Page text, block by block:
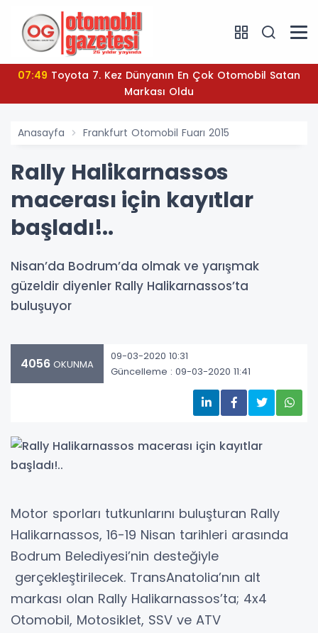
07:49
Markası Oldu
Anasayfa Frankfurt Otomobil Fuarı 2015
Rally Halikarnassos
macerası için kayıtlar
başladı!..
Nisan’da Bodrum’da olmak ve yarışmak
güzeldir diyenler Rally Halikarnassos’ta
buluşuyor
4056 OKUNMA
09-03-2020 10:31
Güncelleme : 09-03-2020 11:41
Motor sporları tutkunlarını buluşturan Rally
Halikarnassos, 16-19 Nisan tarihleri arasında
Bodrum Belediyesi’nin desteğiyle
gerçekleştirilecek. TransAnatolia’nın alt
markası olan Rally Halikarnassos’ta; 4x4
Otomobil, Motosiklet, SSV ve ATV